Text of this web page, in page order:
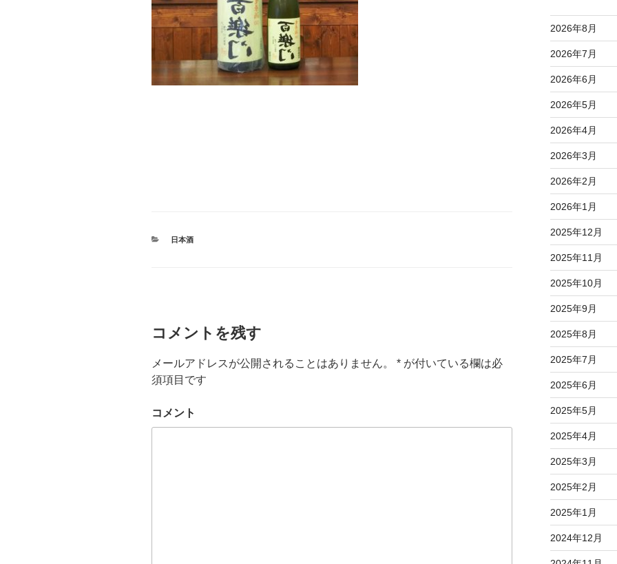
カ
日本酒
コメントを残す
メールアドレスが公開されることはありません。 * が付いている欄は必
須項目です
コメント
2026年8月
2026年7月
2026年6月
2026年5月
2026年4月
2026年3月
2026年2月
2026年1月
2025年12月
2025年11月
2025年10月
2025年9月
2025年8月
2025年7月
2025年6月
2025年5月
2025年4月
2025年3月
2025年2月
2025年1月
2024年12月